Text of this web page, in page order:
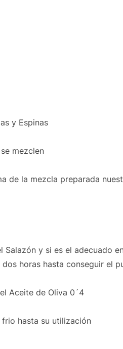
y Espinas
mezclen
de la mezcla preparada
y si es el adecuado
horas hasta conseguir el
Aceite de Oliva 0´4
hasta su utilización